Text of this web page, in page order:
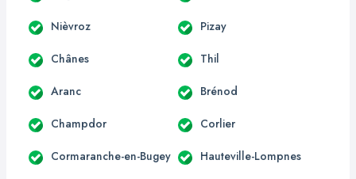
Nièvroz Pizay
Chânes Thil
Aranc Brénod
Champdor Corlier
Cormaranche-en-Bugey Hauteville-Lompnes